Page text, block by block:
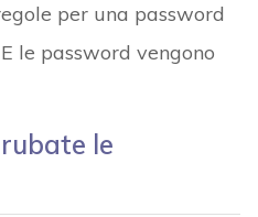
per una password
le password vengono
le